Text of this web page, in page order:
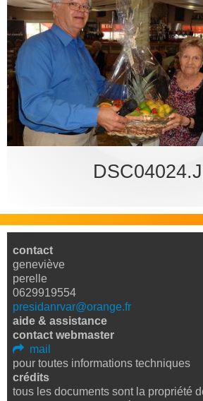
contact
pôle des retraités
bureau
contact
geneviève
perelle
0629919554
presidanrvar@orange.fr
aide & assistance
contact webmaster
mail
pour toutes informations techniques
crédits
tous les documents sont la propriété